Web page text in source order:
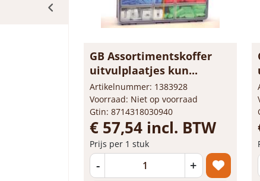
GB Assortimentskoffer
uitvulplaatjes kun...
Artikelnummer: 1383928
Voorraad: Niet op voorraad
Gtin: 8714318030940
€ 57,54 incl. BTW
Prijs per 1 stuk
- +